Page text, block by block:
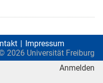
Impressum
2026 Universität Freiburg
Anmelden